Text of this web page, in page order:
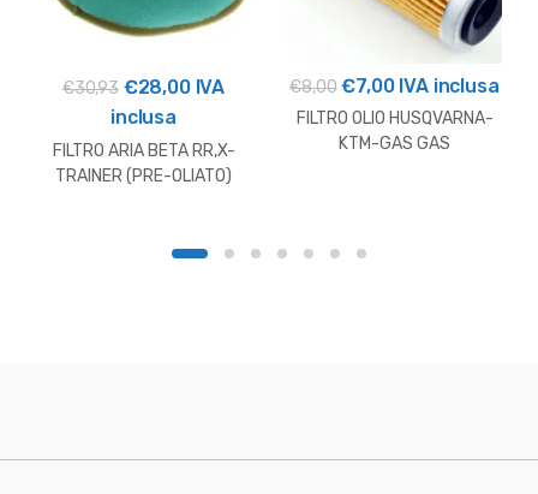
€30,93 Il
prezzo
originale
era:
€28,00Il
attuale
è:
IVA
inclusa
FILTRO ARIA BETA RR,X-
TRAINER (PRE-OLIATO)
€8,00 Il
prezzo
originale
€7,00Il
prezzo
attuale
IVA inclusa
FILTRO OLIO HUSQVARNA-
KTM-GAS GAS